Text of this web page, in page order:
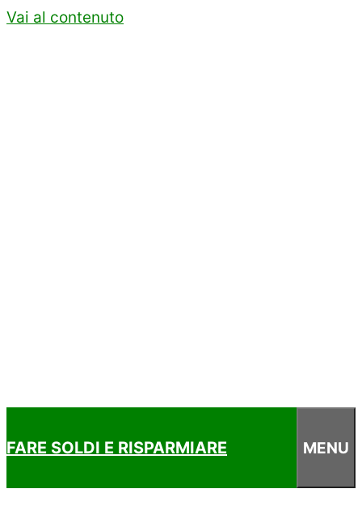
Vai al contenuto
FARE SOLDI E RISPARMIARE MENU